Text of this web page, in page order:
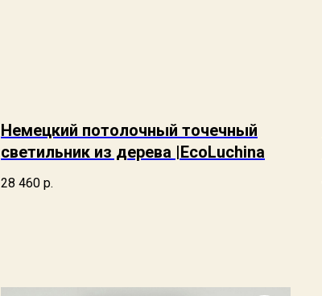
Немецкий потолочный точечный
светильник из дерева |EcoLuchina
28 460 р.